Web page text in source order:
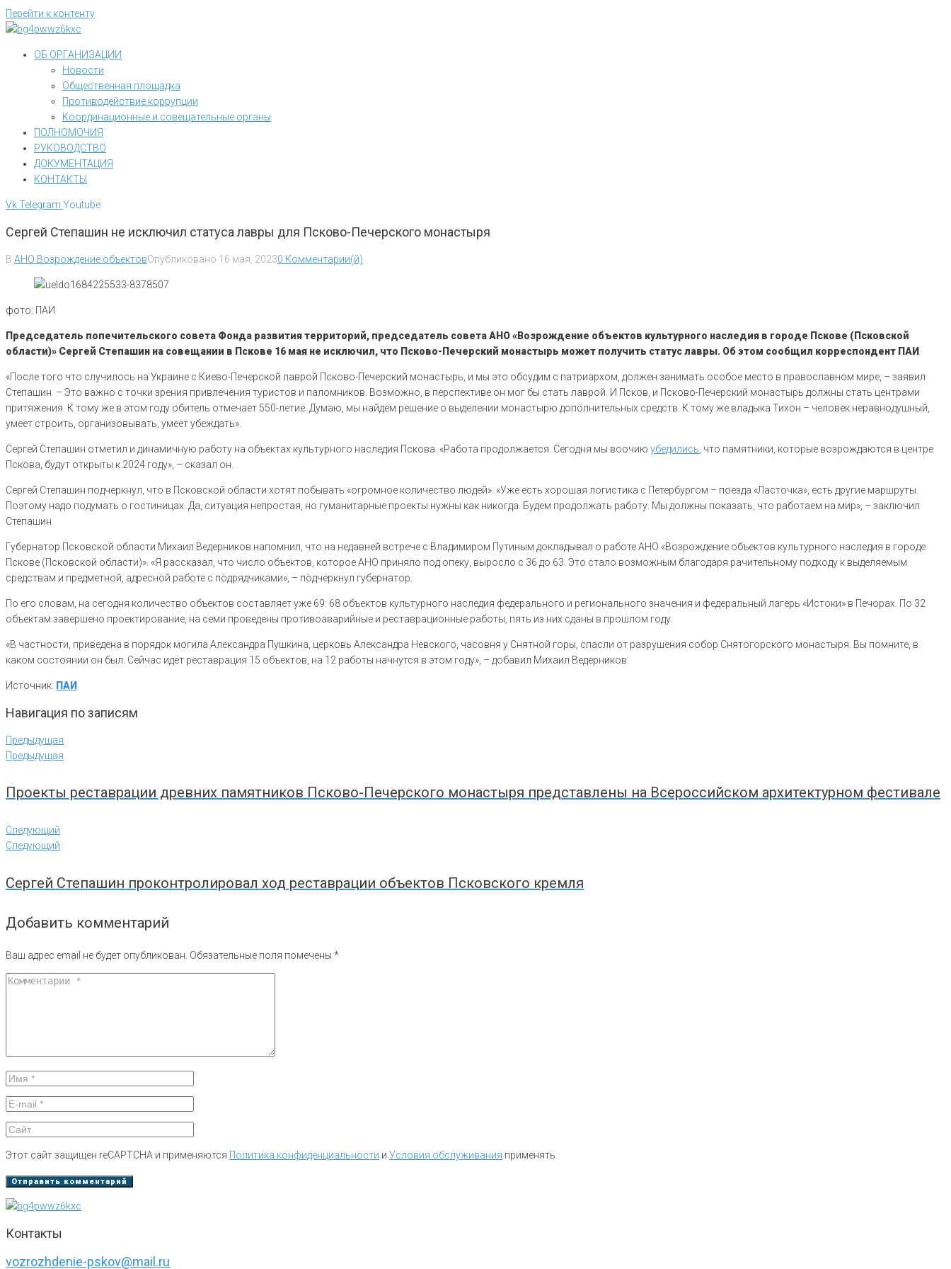
Перейти к контенту
ОБ ОРГАНИЗАЦИИ
Новости
Общественная площадка
Противодействие коррупции
Координационные и совещательные органы
ПОЛНОМОЧИЯ
РУКОВОДСТВО
ДОКУМЕНТАЦИЯ
КОНТАКТЫ
VkTelegram Youtube
Сергей Степашин не исключил статуса лавры для Псково-Печерского монастыря
В АНО Возрождение объектовОпубликовано 16 мая, 20230 Комментарии(й)
фото: ПАИ
Председатель попечительского совета Фонда развития территорий, председатель совета АНО «Возрождение объектов культурного наследия в городе Пскове (Псковской
области)» Сергей Степашин на совещании в Пскове 16 мая не исключил, что Псково-Печерский монастырь может получить статус лавры. Об этом сообщил корреспондент ПАИ
«После того что случилось на Украине с Киево-Печерской лаврой Псково-Печерский монастырь, и мы это обсудим с патриархом, должен занимать особое место в православном мире, – заявил
Степашин. – Это важно с точки зрения привлечения туристов и паломников. Возможно, в перспективе он мог бы стать лаврой. И Псков, и Псково-Печерский монастырь должны стать центрами
притяжения. К тому же в этом году обитель отмечает 550-летие. Думаю, мы найдём решение о выделении монастырю дополнительных средств. К тому же владыка Тихон – человек неравнодушный,
умеет строить, организовывать, умеет убеждать».
Сергей Степашин отметил и динамичную работу на объектах культурного наследия Пскова. «Работа продолжается. Сегодня мы воочию убедились , что памятники, которые возрождаются в центре
Пскова, будут открыты к 2024 году», – сказал он.
Сергей Степашин подчеркнул, что в Псковской области хотят побывать «огромное количество людей». «Уже есть хорошая логистика с Петербургом – поезда «Ласточка», есть другие маршруты.
Поэтому надо подумать о гостиницах. Да, ситуация непростая, но гуманитарные проекты нужны как никогда. Будем продолжать работу. Мы должны показать, что работаем на мир», – заключил
Степашин.
Губернатор Псковской области Михаил Ведерников напомнил, что на недавней встрече с Владимиром Путиным докладывал о работе АНО «Возрождение объектов культурного наследия в городе
Пскове (Псковской области)». «Я рассказал, что число объектов, которое АНО приняло под опеку, выросло с 36 до 63. Это стало возможным благодаря рачительному подходу к выделяемым
средствам и предметной, адресной работе с подрядчиками», – подчеркнул губернатор.
По его словам, на сегодня количество объектов составляет уже 69: 68 объектов культурного наследия федерального и регионального значения и федеральный лагерь «Истоки» в Печорах. По 32
объектам завершено проектирование, на семи проведены противоаварийные и реставрационные работы, пять из них сданы в прошлом году.
«В частности, приведена в порядок могила Александра Пушкина, церковь Александра Невского, часовня у Снятной горы, спасли от разрушения собор Снятогорского монастыря. Вы помните, в
каком состоянии он был. Сейчас идёт реставрация 15 объектов, на 12 работы начнутся в этом году», – добавил Михаил Ведерников.
Источник: ПАИ
Навигация по записям
Предыдущая
Предыдущая
Проекты реставрации древних памятников Псково-Печерского монастыря представлены на Всероссийском архитектурном фестивале
Следующий
Следующий
Сергей Степашин проконтролировал ход реставрации объектов Псковского кремля
Добавить комментарий
Ваш адрес email не будет опубликован. Обязательные поля помечены *
Этот сайт защищен reCAPTCHA и применяются Политика конфиденциальности и Условия обслуживания применять.
Контакты
vozrozhdenie-pskov@mail.ru